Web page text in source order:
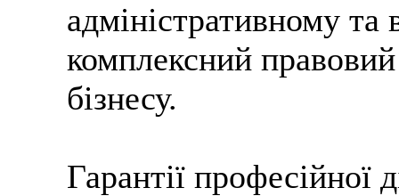
адміністративному та
комплексний
бізнесу.
Гарантії професійної